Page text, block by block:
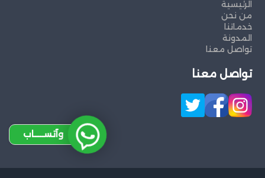
الرئيسية
من نحن
خدماتنا
المدونة
تواصل معنا
تواصل معنا
وآتســــاب